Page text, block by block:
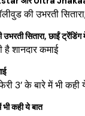
सितारा, छाईं ट्रेंडिंग
भी कही ये बात